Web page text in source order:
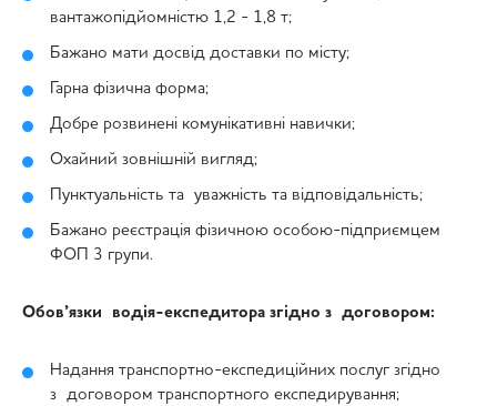
вантажопідйомністю 1,2 - 1,8 т;
Бажано мати досвід доставки по місту;
Гарна фізична форма;
Добре розвинені комунікативні навички;
Охайний зовнішній вигляд;
Пунктуальність та уважність та відповідальність;
Бажано реєстрація фізичною особою-підприємцем
ФОП 3 групи.
Обов’язки водія-експедитора згідно з договором:
Надання транспортно-експедиційних послуг згідно
з договором транспортного експедирування;